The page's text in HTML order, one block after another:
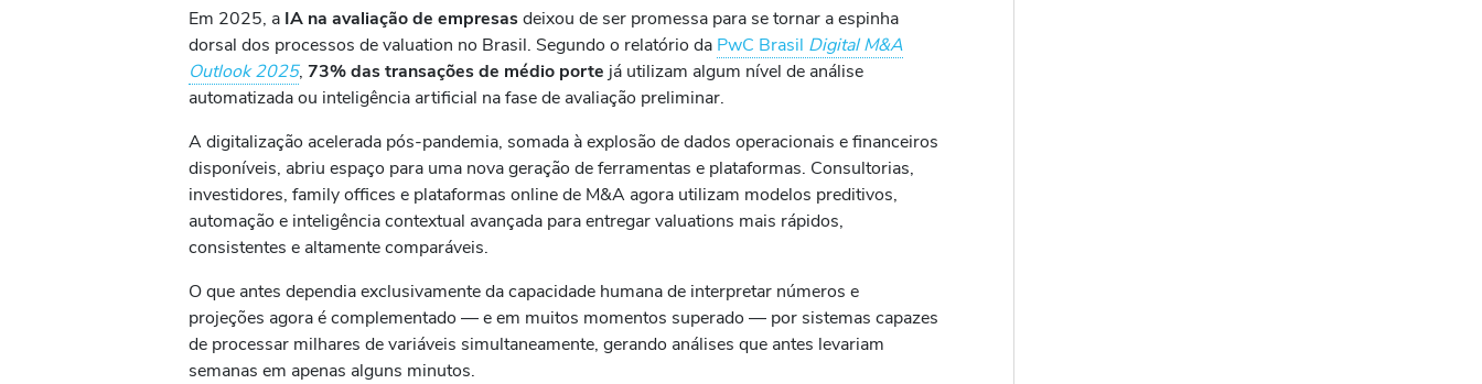
Em 2025, a IA na avaliação de empresasdeixou de ser promessa para se tornar a espinha
dorsal dos processos de valuation no Brasil. Segundo o relatório da PwC Brasil Digital M&A
Outlook 2025,73% das transações de médio porte já utilizam algum nível de análise
automatizada ou inteligência artificial na fase de avaliação preliminar.
A digitalização acelerada pós-pandemia, somada à explosão de dados operacionais e financeiros
disponíveis, abriu espaço para uma nova geração de ferramentas e plataformas. Consultorias,
investidores, family offices e plataformas online de M&A agora utilizam modelos preditivos,
automação e inteligência contextual avançada para entregar valuations mais rápidos,
consistentes e altamente comparáveis.
O que antes dependia exclusivamente da capacidade humana de interpretar números e
projeções agora é complementado — e em muitos momentos superado — por sistemas capazes
de processar milhares de variáveis simultaneamente, gerando análises que antes levariam
semanas em apenas alguns minutos.